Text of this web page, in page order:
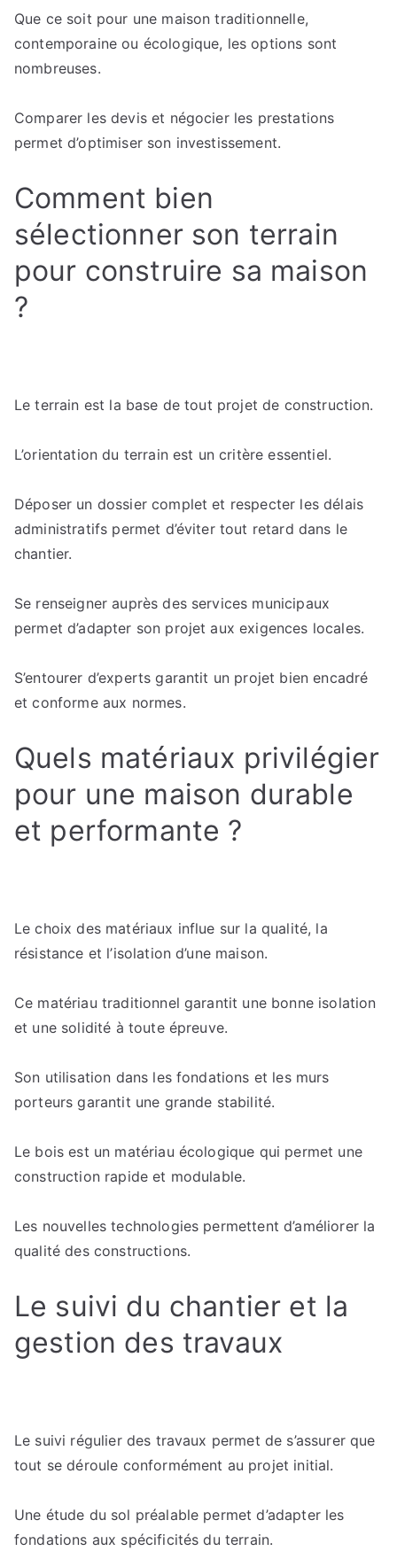
Que ce soit pour une maison traditionnelle,
contemporaine ou écologique, les options sont
nombreuses.
Comparer les devis et négocier les prestations
permet d’optimiser son investissement.
Comment bien
sélectionner son terrain
pour construire sa maison
?
Le terrain est la base de tout projet de construction.
L’orientation du terrain est un critère essentiel.
Déposer un dossier complet et respecter les délais
administratifs permet d’éviter tout retard dans le
chantier.
Se renseigner auprès des services municipaux
permet d’adapter son projet aux exigences locales.
S’entourer d’experts garantit un projet bien encadré
et conforme aux normes.
Quels matériaux privilégier
pour une maison durable
et performante ?
Le choix des matériaux influe sur la qualité, la
résistance et l’isolation d’une maison.
Ce matériau traditionnel garantit une bonne isolation
et une solidité à toute épreuve.
Son utilisation dans les fondations et les murs
porteurs garantit une grande stabilité.
Le bois est un matériau écologique qui permet une
construction rapide et modulable.
Les nouvelles technologies permettent d’améliorer la
qualité des constructions.
Le suivi du chantier et la
gestion des travaux
Le suivi régulier des travaux permet de s’assurer que
tout se déroule conformément au projet initial.
Une étude du sol préalable permet d’adapter les
fondations aux spécificités du terrain.